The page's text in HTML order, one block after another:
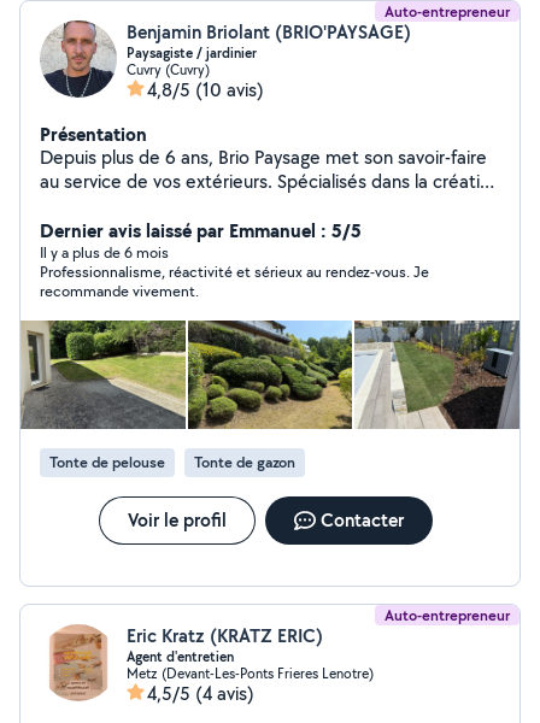
Auto-entrepreneur
Benjamin Briolant (BRIO'PAYSAGE)
Paysagiste / jardinier
Cuvry (Cuvry)
4,8/5 (10 avis)
Présentation
Depuis plus de 6 ans, Brio Paysage met son savoir-faire
au service de vos extérieurs. Spécialisés dans la création
des particuliers, professionnels et collectivités pour
transformer, embellir et entretenir vos jardins et
espaces paysagers. Tonte, taille, débroussaillage,
plantations, création de massifs, pose de grillage,
aménagement de terrasses, allées : notre équipe
qualifiée vous garantit un travail soigné, sur mesure et
de qualité. Devis gratuit, conseils personnalisés et
intervention rapide.
Dernier avis laissé par Emmanuel : 5/5
Il y a plus de 6 mois
Professionnalisme, réactivité et sérieux au rendez-vous. Je
recommande vivement.
Tonte de pelouse Tonte de gazon
Voir le profil Contacter
Auto-entrepreneur
Eric Kratz (KRATZ ERIC)
Agent d'entretien
Metz (Devant-Les-Ponts Frieres Lenotre)
4,5/5 (4 avis)